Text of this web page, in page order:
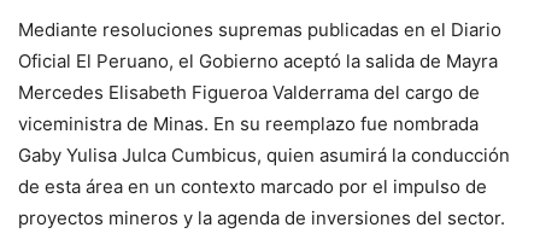
Mediante resoluciones supremas publicadas en el Diario
Oficial El Peruano, el Gobierno aceptó la salida de Mayra
Mercedes Elisabeth Figueroa Valderrama del cargo de
viceministra de Minas. En su reemplazo fue nombrada
Gaby Yulisa Julca Cumbicus, quien asumirá la conducción
de esta área en un contexto marcado por el impulso de
proyectos mineros y la agenda de inversiones del sector.